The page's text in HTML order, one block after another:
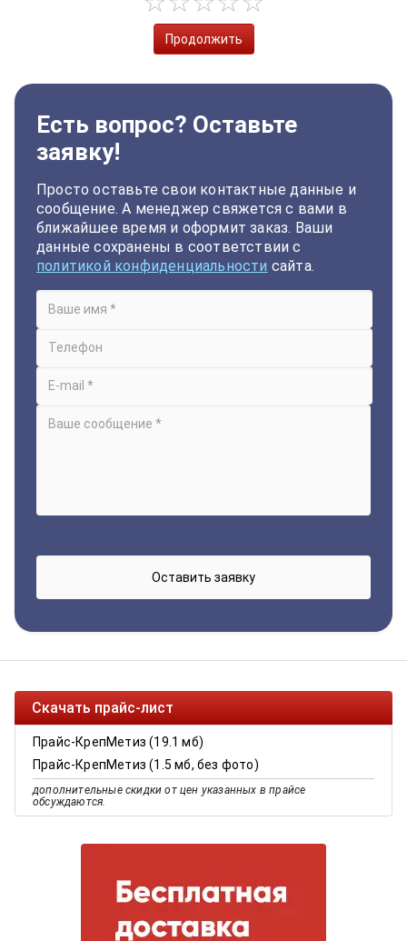
Продолжить
Есть вопрос? Оставьте
заявку!
Просто оставьте свои контактные данные и
сообщение. А менеджер свяжется с вами в
ближайшее время и оформит заказ. Ваши
данные сохранены в соответствии с
политикой конфиденциальности сайта.
Скачать прайс-лист
Прайс-КрепМетиз (19.1 мб)
Прайс-КрепМетиз (1.5 мб, без фото)
дополнительные скидки от цен указанных в прайсе
обсуждаются.